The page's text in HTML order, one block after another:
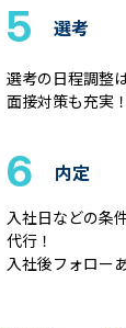
5 選考
選考の日程調整
面接対策も充実！
6 内定
入社日などの条
代行！
入社後フォローあ